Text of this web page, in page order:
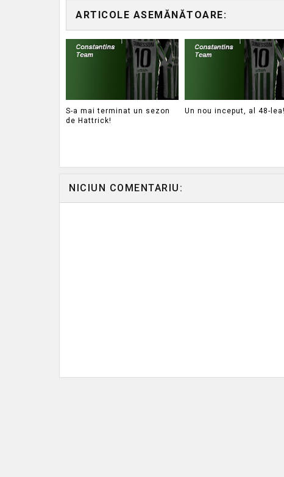
ARTICOLE ASEMĂNĂTOARE:
S-a mai terminat un sezon
de Hattrick!
Un nou inceput, al 48-lea!
NICIUN COMENTARIU: